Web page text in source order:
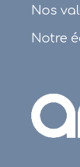
Nos
Notre